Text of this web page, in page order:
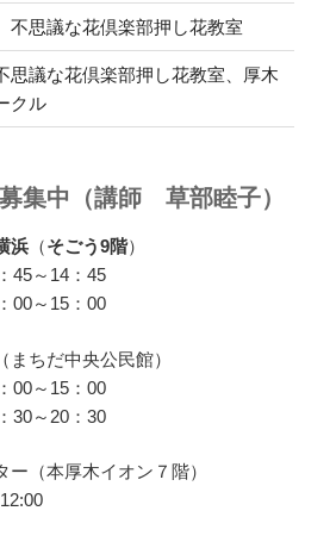
不思議な花倶楽部押し花教室
思議な花倶楽部押し花教室、厚木
クル
集中（講師 草部睦子）
浜 （そごう9階）
45～14：45
00～15：00
ちだ中央公民館）
00～15：00
30～20：30
（本厚木イオン７階）